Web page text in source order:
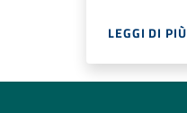
LEGGI DI PIÙ